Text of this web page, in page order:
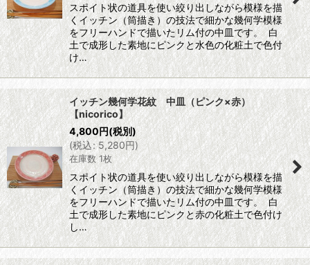
スポイト状の道具を使い絞り出しながら模様を描
くイッチン（筒描き）の技法で細かな幾何学模様
をフリーハンドで描いたリム付の中皿です。 白
土で成形した素地にピンクと水色の化粧土で色付
け…
イッチン幾何学花紋 中皿（ピンク×赤）
【nicorico】
4,800円(税別)
(税込: 5,280円)
在庫数 1枚
スポイト状の道具を使い絞り出しながら模様を描
くイッチン（筒描き）の技法で細かな幾何学模様
をフリーハンドで描いたリム付の中皿です。 白
土で成形した素地にピンクと赤の化粧土で色付け
し…